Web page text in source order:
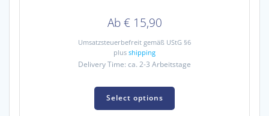
Ab€15,90
Umsatzsteuerbefreit gemäß UStG §6
plus shipping
Delivery Time: ca. 2-3 Arbeitstage
Select options
This
has